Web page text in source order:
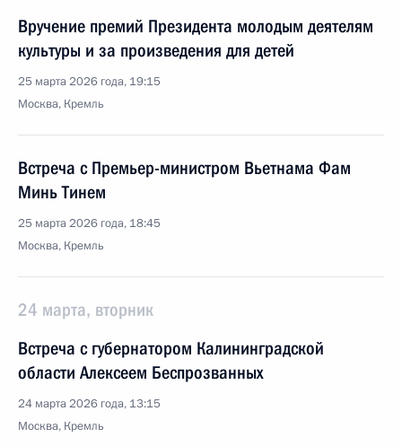
Вручение премий Президента молодым деятелям
культуры и за произведения для детей
25 марта 2026 года, 19:15
Москва, Кремль
Встреча с Премьер-министром Вьетнама Фам
Минь Тинем
25 марта 2026 года, 18:45
Москва, Кремль
24 марта, вторник
Встреча с губернатором Калининградской
области Алексеем Беспрозванных
24 марта 2026 года, 13:15
Москва, Кремль